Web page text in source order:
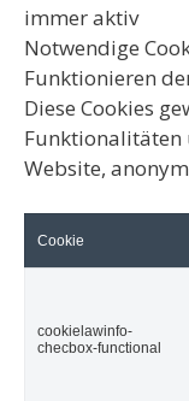
immer aktiv
Notwendige
Funktionieren
Diese Cookies
Funktionalitäten
Website,
Cookie
cookielawinfo-
checbox-functional